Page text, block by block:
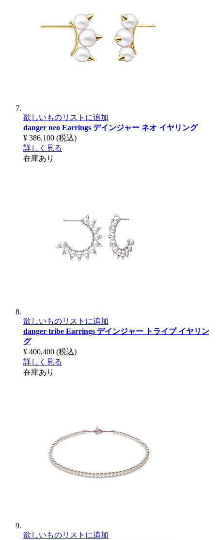
欲しいものリストに追加
danger neo Earrings デインジャー ネオ イヤリング
¥ 386,100 (税込)
詳しく見る
在庫あり
欲しいものリストに追加
danger tribe Earrings デインジャー トライブ イヤリン
グ
¥ 400,400 (税込)
詳しく見る
在庫あり
欲しいものリストに追加